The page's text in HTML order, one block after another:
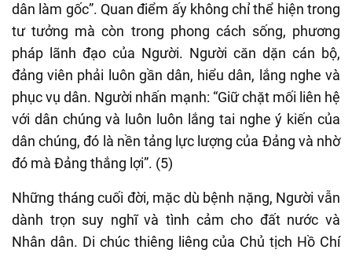
dân làm gốc”. Quan điểm ấy không chỉ thể hiện trong
tư tưởng mà còn trong phong cách sống, phương
pháp lãnh đạo của Người. Người căn dặn cán bộ,
đảng viên phải luôn gần dân, hiểu dân, lắng nghe và
phục vụ dân. Người nhấn mạnh: “Giữ chặt mối liên hệ
với dân chúng và luôn luôn lắng tai nghe ý kiến của
dân chúng, đó là nền tảng lực lượng của Đảng và nhờ
đó mà Đảng thắng lợi”. (5)
Những tháng cuối đời, mặc dù bệnh nặng, Người vẫn
dành trọn suy nghĩ và tình cảm cho đất nước và
Nhân dân. Di chúc thiêng liêng của Chủ tịch Hồ Chí